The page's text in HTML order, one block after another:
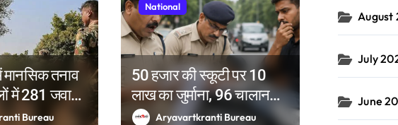
तनाव
में 281 जवानों
में टूटे
Bureau
National
50 हजार की स्कूटी पर 10
लाख का जुर्माना, 96 चालान
पेंडिंग देख पुलिस के भी उड़े होश
Aryavartkranti Bureau
August
July
June